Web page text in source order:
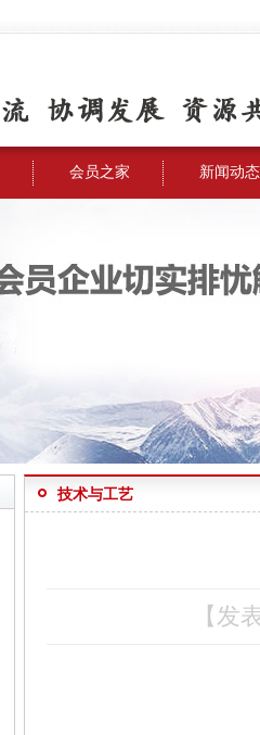
会员之家 新闻动态
技术与工艺
【发